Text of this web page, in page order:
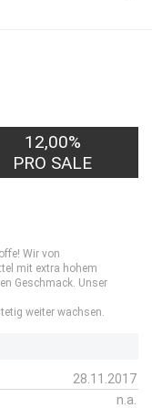
12,00%
PRO SALE
Wir von
mit extra hohem
Geschmack. Unser
weiter wachsen.
28.11.2017
n.a.